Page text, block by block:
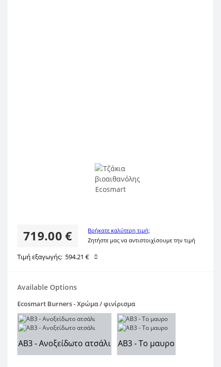
719.00 €
Βρήκατε καλύτερη τιμή;
Ζητήστε μας να αντιστοιχίσουμε την τιμή
Τιμή εξαγωγής: 594.21 €
Available Options
Ecosmart Burners - Χρώμα / φινίρισμα
AB3 - Ανοξείδωτο ατσάλι AB3 - Το μαυρο